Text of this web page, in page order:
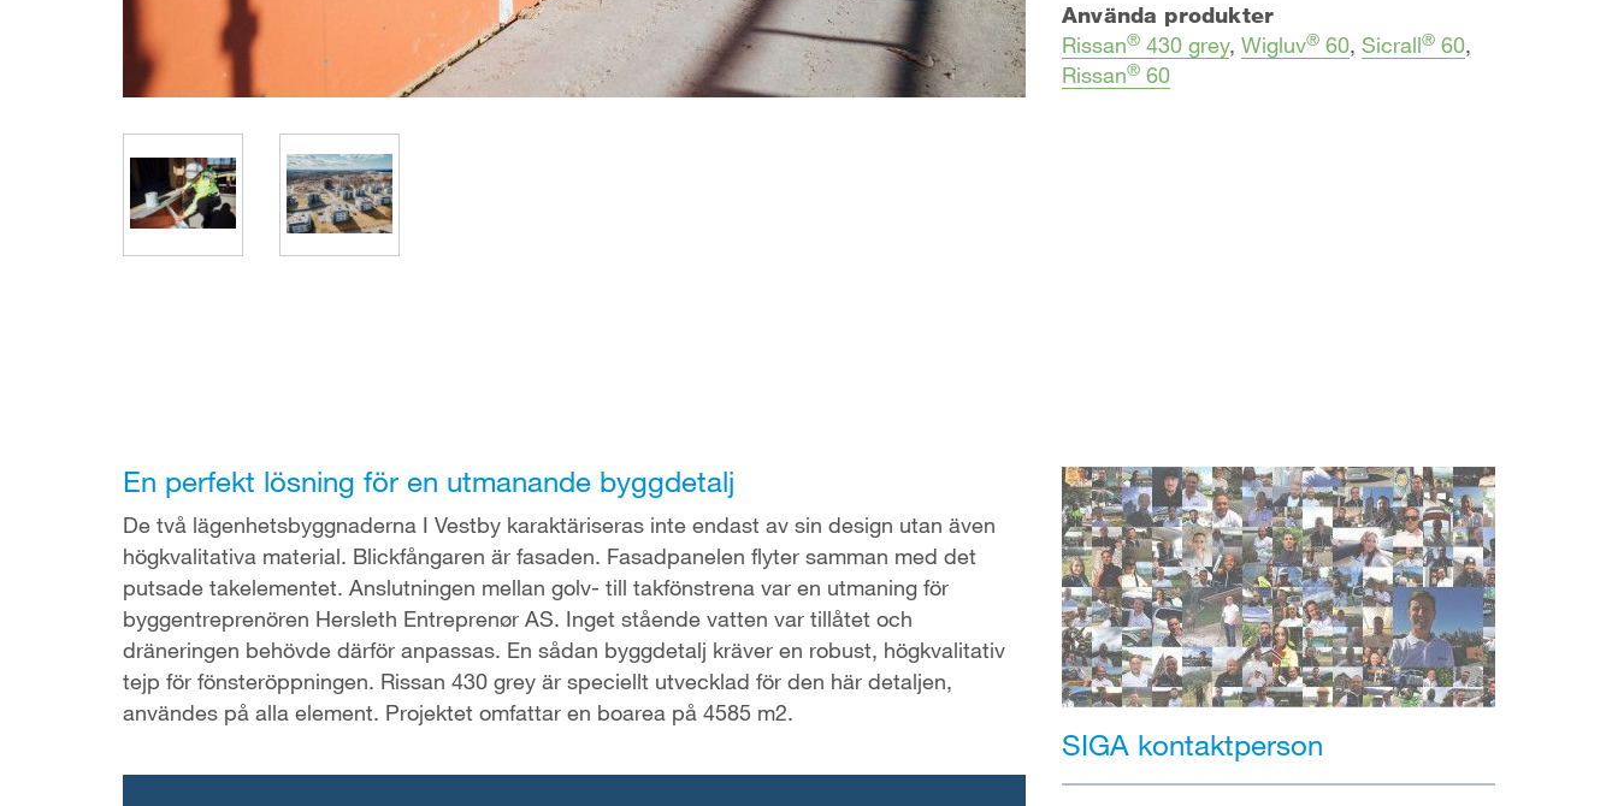
Använda produkter
Rissan® 430 grey, Wigluv® 60, Sicrall® 60,
Rissan® 60
En perfekt lösning för en utmanande byggdetalj
De två lägenhetsbyggnaderna I Vestby karaktäriseras inte endast av sin design utan även
högkvalitativa material. Blickfångaren är fasaden. Fasadpanelen flyter samman med det
putsade takelementet. Anslutningen mellan golv- till takfönstrena var en utmaning för
byggentreprenören Hersleth Entreprenør AS. Inget stående vatten var tillåtet och
dräneringen behövde därför anpassas. En sådan byggdetalj kräver en robust, högkvalitativ
tejp för fönsteröppningen. Rissan 430 grey är speciellt utvecklad för den här detaljen,
användes på alla element. Projektet omfattar en boarea på 4585 m2.
SIGA kontaktperson